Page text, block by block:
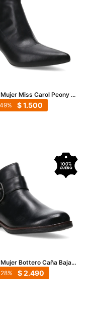
Miss Carol Peony -
$1.500
49
Bottero Caña Baja
Negro
$2.490
28